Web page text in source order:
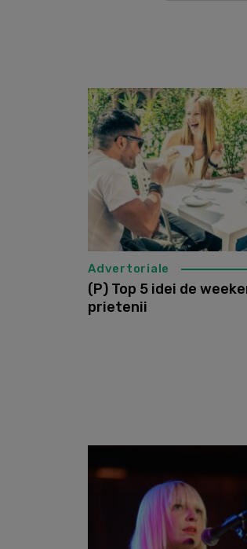
Advertoriale
(P) Top 5 idei de
prietenii